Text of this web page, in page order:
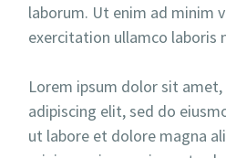
laborum. Ut enim ad minim
exercitation ullamco laboris
Lorem ipsum dolor sit
adipiscing elit, sed do
ut labore et dolore magna